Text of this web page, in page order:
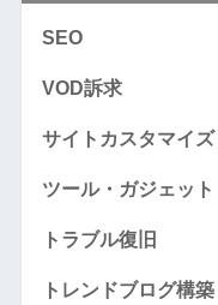
SEO
VOD訴求
サイトカスタマイズ
ツール・ガジェット
トラブル復旧
トレンドブログ構築